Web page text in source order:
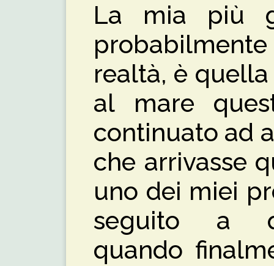
La mia più
realtà, è
al mare
continuato ad
che arrivasse
uno dei miei
seguito a
quando